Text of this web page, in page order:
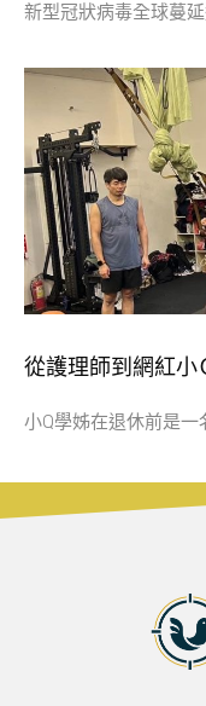
新型冠狀病毒全球蔓
從護理師到網紅小
小Q學姊在退休前是